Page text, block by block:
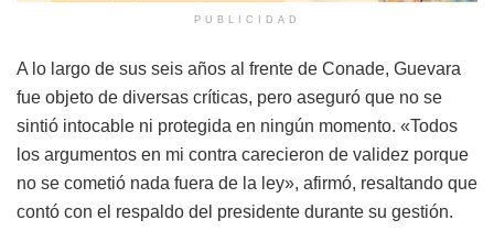
PUBLICIDAD
A lo largo de sus seis años al frente de Conade, Guevara
fue objeto de diversas críticas, pero aseguró que no se
sintió intocable ni protegida en ningún momento. «Todos
los argumentos en mi contra carecieron de validez porque
no se cometió nada fuera de la ley», afirmó, resaltando que
contó con el respaldo del presidente durante su gestión.